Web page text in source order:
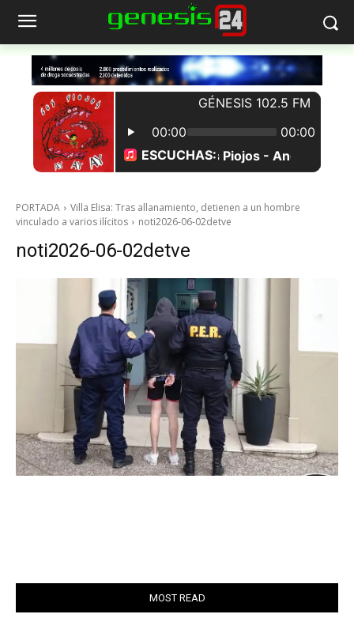
PORTADA
Villa Elisa: Tras allanamiento, detienen a un hombre
vinculado a varios ilícitos
noti2026-06-02detve
noti2026-06-02detve
MOST READ